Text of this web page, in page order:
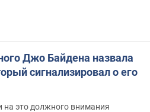
Джо Байдена назвала
сигнализировал о его
на это должного внимания